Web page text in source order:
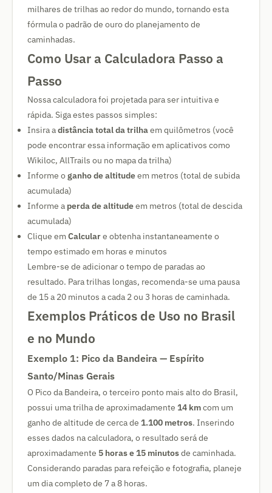
milhares de trilhas ao redor do mundo, tornando esta
fórmula o padrão de ouro do planejamento de
caminhadas.
Como Usar a Calculadora Passo a
Passo
Nossa calculadora foi projetada para ser intuitiva e
rápida. Siga estes passos simples:
Insira adistância total da trilhaem quilômetros (você
pode encontrar essa informação em aplicativos como
Wikiloc, AllTrails ou no mapa da trilha)
Informe oganho de altitudeem metros (total de subida
acumulada)
Informe a perda de altitudeem metros (total de descida
acumulada)
Clique em Calculare obtenha instantaneamente o
tempo estimado em horas e minutos
Lembre-se de adicionar o tempo de paradas ao
resultado. Para trilhas longas, recomenda-se uma pausa
de 15 a 20 minutos a cada 2 ou 3 horas de caminhada.
Exemplos Práticos de Uso no Brasil
e no Mundo
Exemplo 1: Pico da Bandeira — Espírito
Santo/Minas Gerais
O Pico da Bandeira, o terceiro ponto mais alto do Brasil,
possui uma trilha de aproximadamente 14 kmcom um
ganho de altitude de cerca de 1.100 metros. Inserindo
esses dados na calculadora, o resultado será de
aproximadamente 5 horas e 15 minutosde caminhada.
Considerando paradas para refeição e fotografia, planeje
um dia completo de 7 a 8 horas.